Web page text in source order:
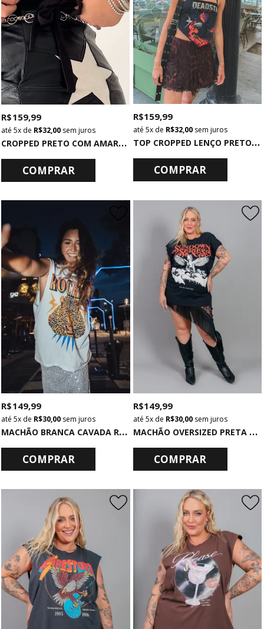
C
ROPPED PRETO COM AMARRAÇÃO HIGHROLLER
R$ 159,99
5x de R$ 32,00 sem juros
COMPRAR
T
OP CROPPED LENÇO PRETO DEADSTAR
R$ 159,99
5xde R$ 32,00sem juros
COMPRAR
M
ACHÃO BRANCA CAVADA ROCKERS
R$ 149,99
5x de R$ 30,00 sem juros
COMPRAR
M
ACHÃO OVERSIZED PRETA SUNDOWN
R$ 149,99
5xde R$ 30,00sem juros
COMPRAR